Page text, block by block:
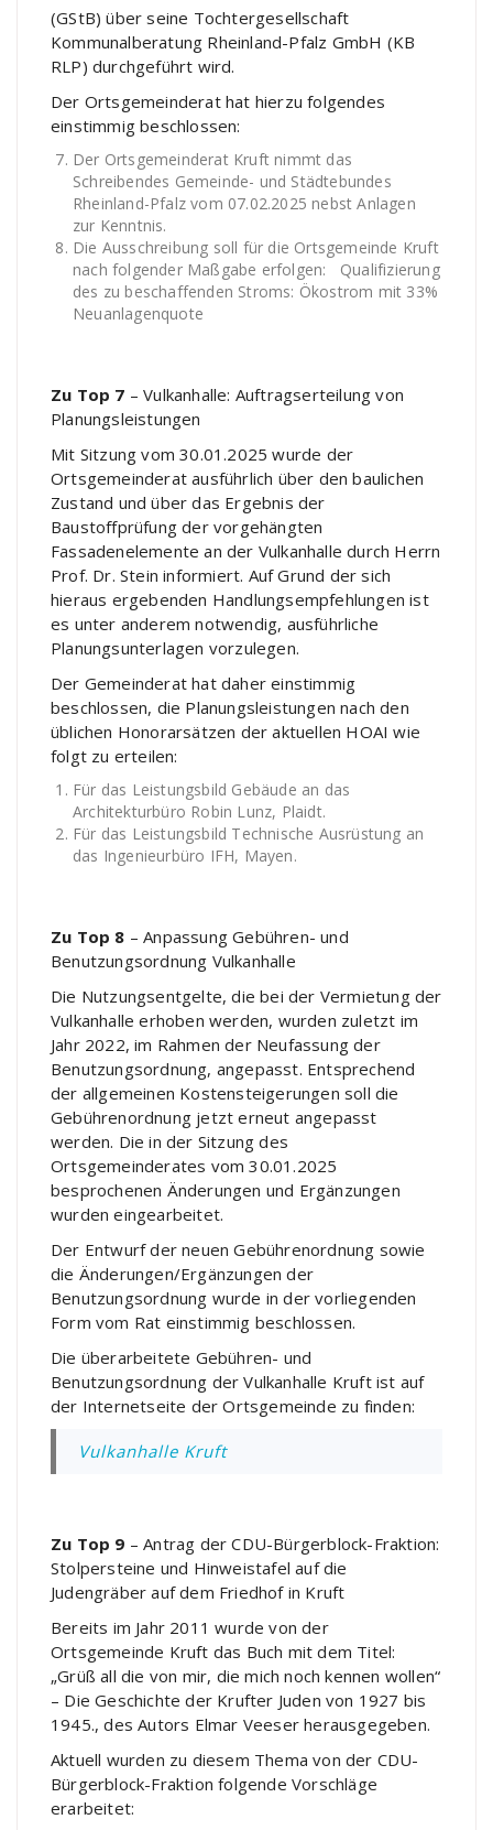
(GStB) über seine Tochtergesellschaft
Kommunalberatung Rheinland-Pfalz GmbH (KB
RLP) durchgeführt wird.
Der Ortsgemeinderat hat hierzu folgendes
einstimmig beschlossen:
Der Ortsgemeinderat Kruft nimmt das
Schreibendes Gemeinde- und Städtebundes
Rheinland-Pfalz vom 07.02.2025 nebst Anlagen
zur Kenntnis.
Die Ausschreibung soll für die Ortsgemeinde Kruft
nach folgender Maßgabe erfolgen: Qualifizierung
des zu beschaffenden Stroms: Ökostrom mit 33%
Neuanlagenquote
Zu Top 7 – Vulkanhalle: Auftragserteilung von
Planungsleistungen
Mit Sitzung vom 30.01.2025 wurde der
Ortsgemeinderat ausführlich über den baulichen
Zustand und über das Ergebnis der
Baustoffprüfung der vorgehängten
Fassadenelemente an der Vulkanhalle durch Herrn
Prof. Dr. Stein informiert. Auf Grund der sich
hieraus ergebenden Handlungsempfehlungen ist
es unter anderem notwendig, ausführliche
Planungsunterlagen vorzulegen.
Der Gemeinderat hat daher einstimmig
beschlossen, die Planungsleistungen nach den
üblichen Honorarsätzen der aktuellen HOAI wie
folgt zu erteilen:
Für das Leistungsbild Gebäude an das
Architekturbüro Robin Lunz, Plaidt.
Für das Leistungsbild Technische Ausrüstung an
das Ingenieurbüro IFH, Mayen.
Zu Top 8 – Anpassung Gebühren- und
Benutzungsordnung Vulkanhalle
Die Nutzungsentgelte, die bei der Vermietung der
Vulkanhalle erhoben werden, wurden zuletzt im
Jahr 2022, im Rahmen der Neufassung der
Benutzungsordnung, angepasst. Entsprechend
der allgemeinen Kostensteigerungen soll die
Gebührenordnung jetzt erneut angepasst
werden. Die in der Sitzung des
Ortsgemeinderates vom 30.01.2025
besprochenen Änderungen und Ergänzungen
wurden eingearbeitet.
Der Entwurf der neuen Gebührenordnung sowie
die Änderungen/Ergänzungen der
Benutzungsordnung wurde in der vorliegenden
Form vom Rat einstimmig beschlossen.
Die überarbeitete Gebühren- und
Benutzungsordnung der Vulkanhalle Kruft ist auf
der Internetseite der Ortsgemeinde zu finden:
Vulkanhalle Kruft
Zu Top 9 – Antrag der CDU-Bürgerblock-Fraktion:
Stolpersteine und Hinweistafel auf die
Judengräber auf dem Friedhof in Kruft
Bereits im Jahr 2011 wurde von der
Ortsgemeinde Kruft das Buch mit dem Titel:
„Grüß all die von mir, die mich noch kennen wollen“
– Die Geschichte der Krufter Juden von 1927 bis
1945., des Autors Elmar Veeser herausgegeben.
Aktuell wurden zu diesem Thema von der CDU-
Bürgerblock-Fraktion folgende Vorschläge
erarbeitet: